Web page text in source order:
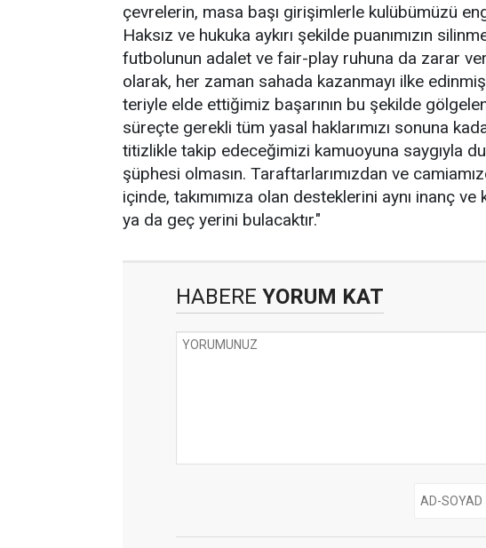
çevrelerin, masa başı girişimlerle kulübümüzü
Haksız ve hukuka aykırı şekilde puanımızın
futbolunun adalet ve fair-play ruhuna da zarar
olarak, her zaman sahada kazanmayı ilke
teriyle elde ettiğimiz başarının bu şekilde
süreçte gerekli tüm yasal haklarımızı sonuna
titizlikle takip edeceğimizi kamuoyuna saygıyla
şüphesi olmasın. Taraftarlarımızdan ve
içinde, takımımıza olan desteklerini aynı inanç
ya da geç yerini bulacaktır."
HABERE YORUM KAT